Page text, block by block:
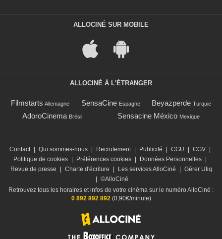
ALLOCINÉ SUR MOBILE
ALLOCINÉ À L'ÉTRANGER
Filmstarts Allemagne SensaCine Espagne Beyazperde Turquie
AdoroCinema Brésil Sensacine México Mexique
Contact Qui sommes-nous Recrutement Publicité CGU CGV
Politique de cookies
Préférences cookies Données Personnelles
Revue de presse
Charte d'écriture Les services AlloCiné
Gérer Utiq
©AlloCiné
Retrouvez tous les horaires et infos de votre cinéma sur le numéro AlloCiné :
0 892 892 892(0,90€/minute)